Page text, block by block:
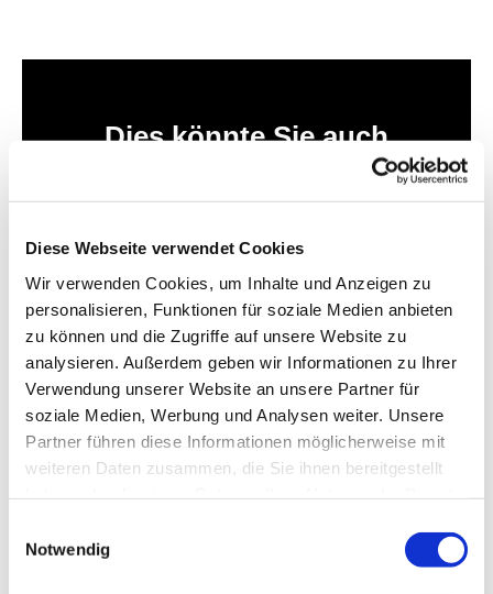
Diese Webseite verwendet Cookies
Wir verwenden Cookies, um Inhalte und Anzeigen zu
personalisieren, Funktionen für soziale Medien anbieten
zu können und die Zugriffe auf unsere Website zu
analysieren. Außerdem geben wir Informationen zu Ihrer
Verwendung unserer Website an unsere Partner für
soziale Medien, Werbung und Analysen weiter. Unsere
Partner führen diese Informationen möglicherweise mit
weiteren Daten zusammen, die Sie ihnen bereitgestellt
Notwendig
Dies könnte Sie auch